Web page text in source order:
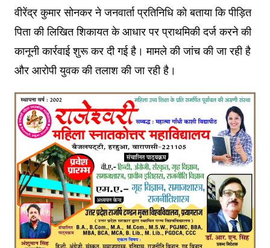
वीरेंद्र कुमार सोनकर ने जनवार्ता प्रतिनिधि को बताया कि पीड़ित
पिता की लिखित शिकायत के आधार पर प्राथमिकी दर्ज करने की
कानूनी कार्रवाई शुरू कर दी गई है। मामले की जांच की जा रही है
और आरोपी युवक की तलाश की जा रही है।